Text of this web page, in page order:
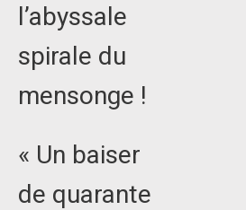
l’abyssale
spirale du
mensonge !
« Un baiser
de quarante